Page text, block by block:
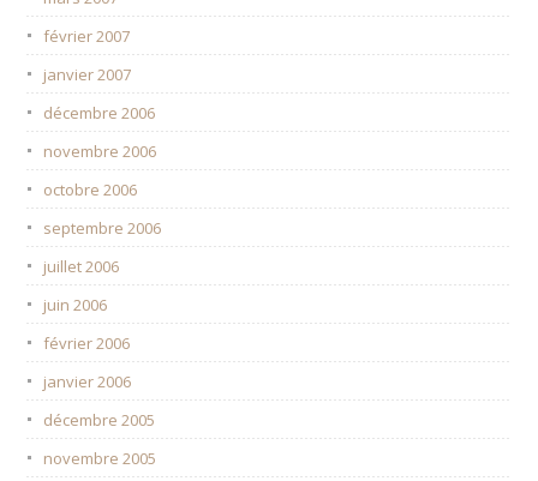
février 2007
janvier 2007
décembre 2006
novembre 2006
octobre 2006
septembre 2006
juillet 2006
juin 2006
février 2006
janvier 2006
décembre 2005
novembre 2005